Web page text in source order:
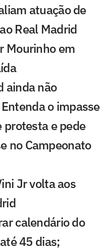
atuação de
Real Madrid
Mourinho em
ainda não
o impasse
protesta e pede
no Campeonato
Jr volta aos
calendário do
45 dias;